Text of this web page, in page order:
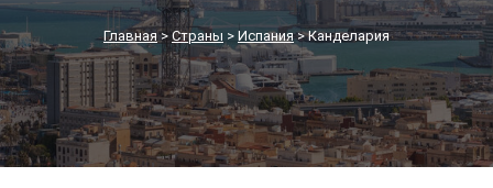
Главная>Страны > Испания>Канделария